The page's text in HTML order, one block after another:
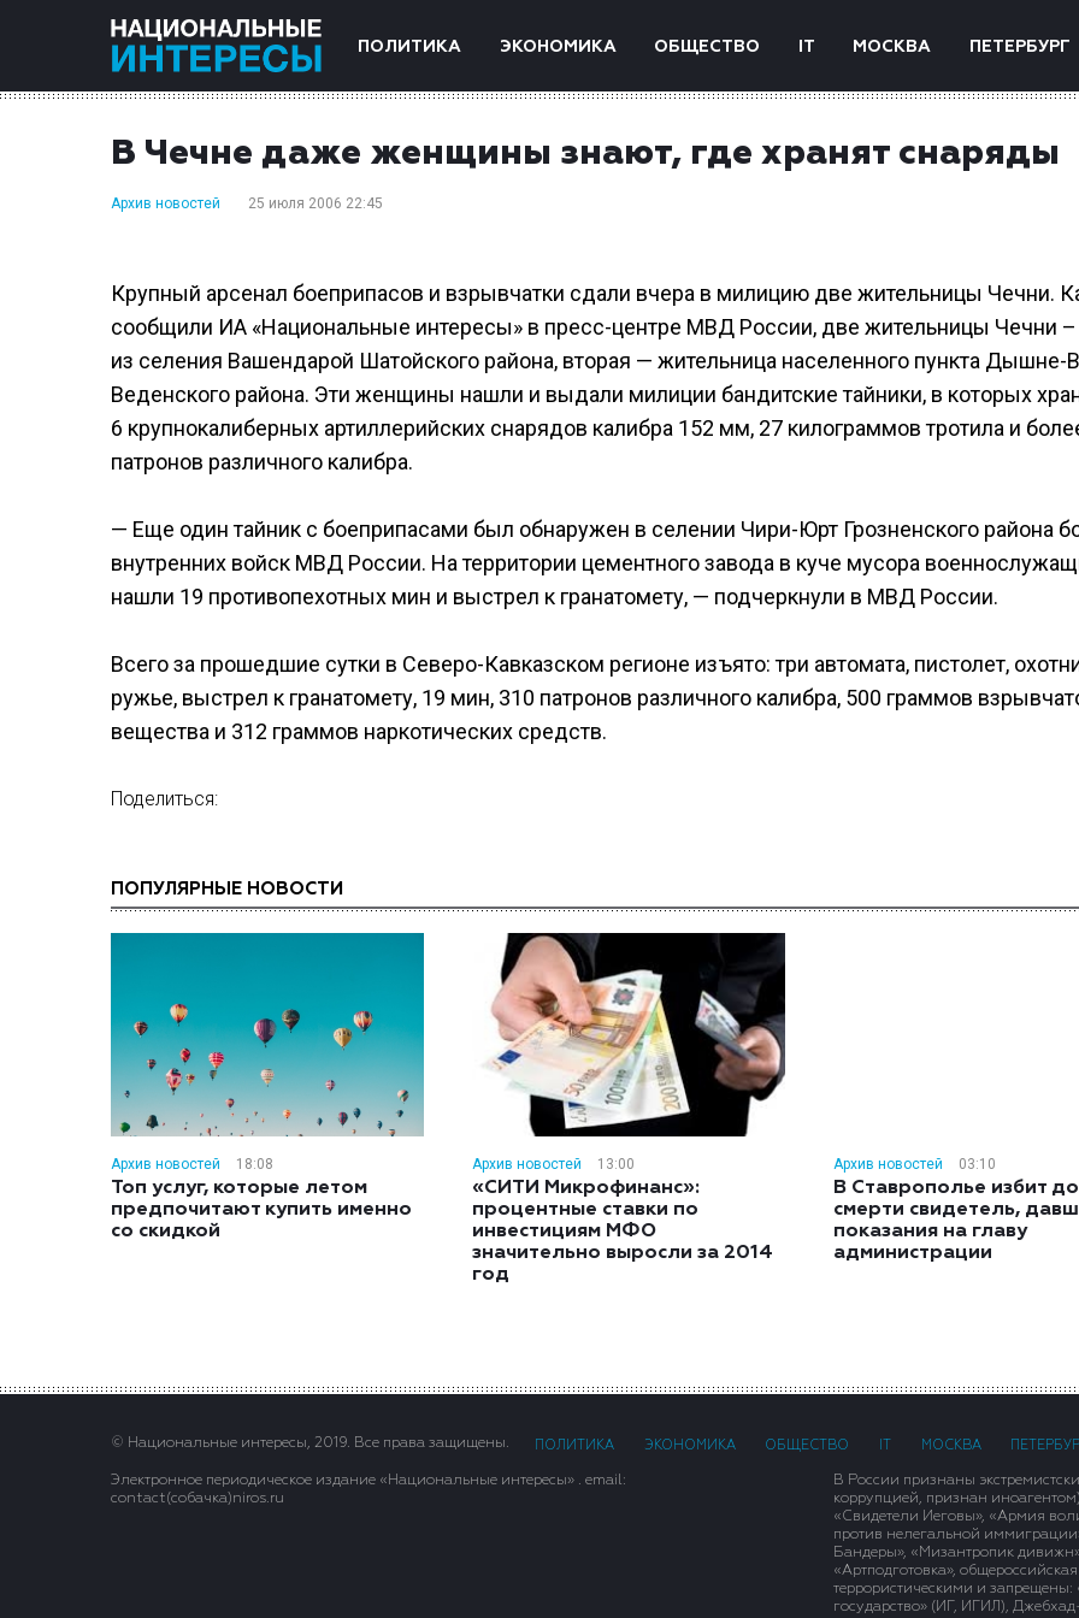
ПОЛИТИКА ЭКОНОМИКА ОБЩЕСТВО IT МОСКВА ПЕТЕРБУРГ
В Чечне даже женщины знают, где хранят снаряды
Архив новостей 25 июля 2006 22:45
Крупный арсенал боеприпасов и взрывчатки сдали вчера в милицию две жительницы Чечни.
сообщили ИА «Национальные интересы» в пресс-центре МВД России, две жительницы Чечни –
из селения Вашендарой Шатойского района, вторая — жительница населенного пункта Дышне-
Веденского района. Эти женщины нашли и выдали милиции бандитские тайники, в которых
6 крупнокалиберных артиллерийских снарядов калибра 152 мм, 27 килограммов тротила и
патронов различного калибра.
— Еще один тайник с боеприпасами был обнаружен в селении Чири-Юрт Грозненского района
внутренних войск МВД России. На территории цементного завода в куче мусора
нашли 19 противопехотных мин и выстрел к гранатомету, — подчеркнули в МВД России.
Всего за прошедшие сутки в Северо-Кавказском регионе изъято: три автомата, пистолет,
ружье, выстрел к гранатомету, 19 мин, 310 патронов различного калибра, 500 граммов
вещества и 312 граммов наркотических средств.
Поделиться:
ПОПУЛЯРНЫЕ НОВОСТИ
Архив новостей 18:08
Топ услуг, которые летом
предпочитают купить именно
со скидкой
Архив новостей 13:00
«СИТИ Микрофинанс»:
процентные ставки по
инвестициям МФО
значительно выросли за 2014
год
Архив новостей 03:10
В Ставрополье избит до
смерти свидетель,
показания на главу
администрации
© Национальные интересы, 2019. Все права защищены. ПОЛИТИКА ЭКОНОМИКА ОБЩЕСТВО МОСКВА
Электронное периодическое издание «Национальные интересы» . email:
contact(сoбaчка)niros.ru
В России признаны
коррупцией, признан
«Свидетели Иеговы», «Армия
против нелегальной
Бандеры», «Мизантропик
«Артподготовка»,
террористическими и
государство» (ИГ, ИГИЛ),